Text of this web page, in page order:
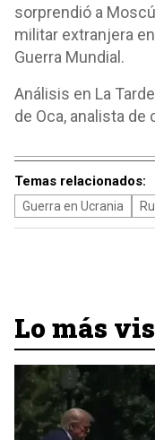
sorprendió a
militar extranjera
Guerra Mundial.
Análisis en La
de Oca, analista
Temas relacionados:
Guerra en Ucrania
Lo más